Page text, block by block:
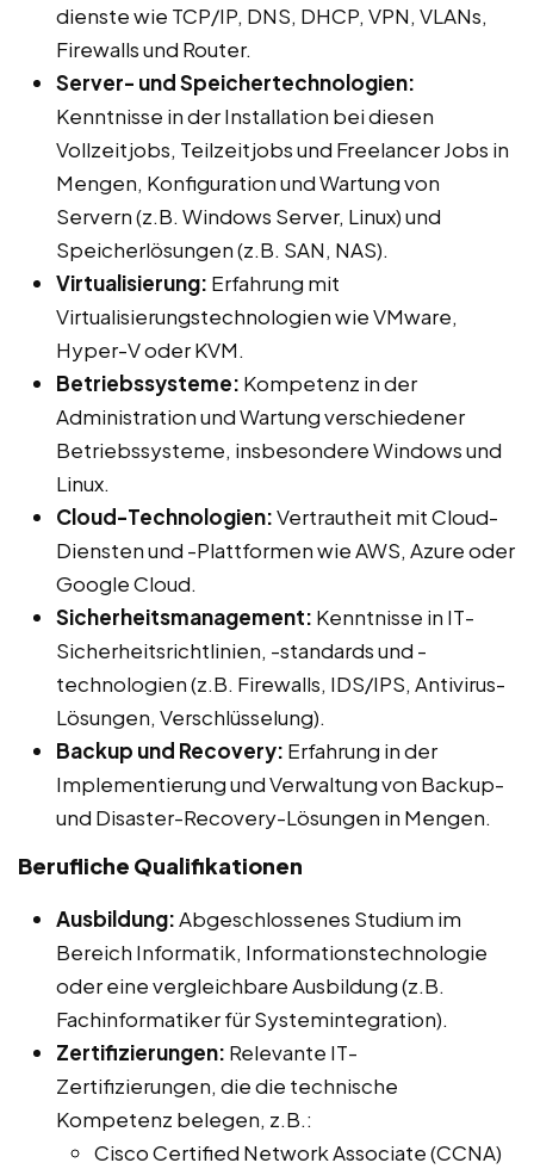
dienste wie TCP/IP, DNS, DHCP, VPN, VLANs,
Firewalls und Router.
Server- und Speichertechnologien:
Kenntnisse in der Installation bei diesen
Vollzeitjobs, Teilzeitjobs und Freelancer Jobs in
Mengen, Konfiguration und Wartung von
Servern (z.B. Windows Server, Linux) und
Speicherlösungen (z.B. SAN, NAS).
Virtualisierung: Erfahrung mit
Virtualisierungstechnologien wie VMware,
Hyper-V oder KVM.
Betriebssysteme: Kompetenz in der
Administration und Wartung verschiedener
Betriebssysteme, insbesondere Windows und
Linux.
Cloud-Technologien:Vertrautheit mit Cloud-
Diensten und -Plattformen wie AWS, Azure oder
Google Cloud.
Sicherheitsmanagement: Kenntnisse in IT-
Sicherheitsrichtlinien, -standards und -
technologien (z.B. Firewalls, IDS/IPS, Antivirus-
Lösungen, Verschlüsselung).
Backup und Recovery: Erfahrung in der
Implementierung und Verwaltung von Backup-
und Disaster-Recovery-Lösungen in Mengen.
Berufliche Qualifikationen
Ausbildung:Abgeschlossenes Studium im
Bereich Informatik, Informationstechnologie
oder eine vergleichbare Ausbildung (z.B.
Fachinformatiker für Systemintegration).
Zertifizierungen: Relevante IT-
Zertifizierungen, die die technische
Kompetenz belegen, z.B.:
Cisco Certified Network Associate (CCNA)